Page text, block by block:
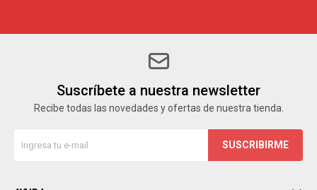
Suscríbete a nuestra newsletter
Recibe todas las novedades y ofertas de nuestra tienda.
SUSCRIBIRME